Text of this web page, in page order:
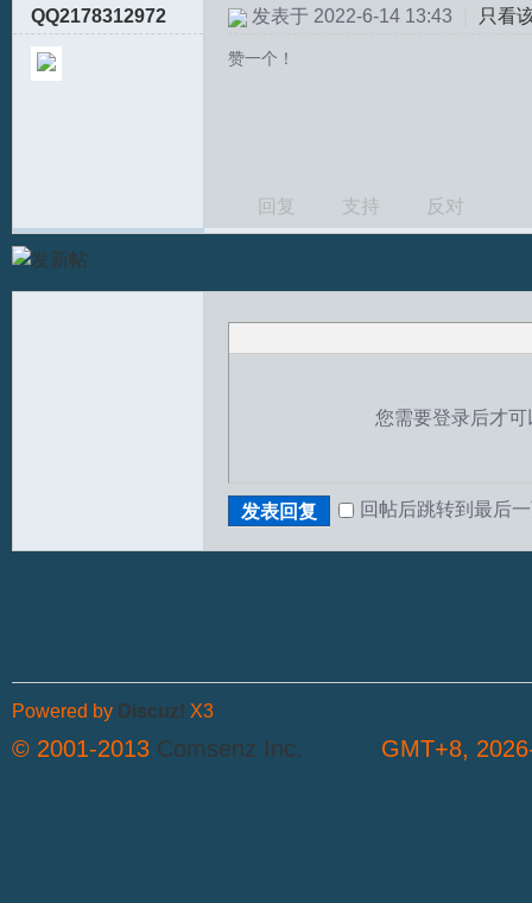
QQ2178312972 发表于 2022-6-14 13:43 只看
赞一个！
回复 支持 反对
您需要登录后才
发表回复 回帖后跳转到最后
GMT+8,
Powered by Discuz! X3
© 2001-2013 Comsenz Inc.